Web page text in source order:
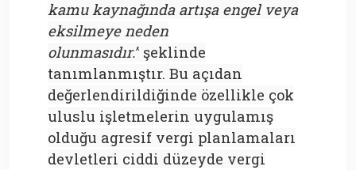
kamu kaynağında artışa engel veya
eksilmeye neden
olunmasıdır.” şeklinde
tanımlanmıştır. Bu açıdan
değerlendirildiğinde özellikle çok
uluslu işletmelerin uygulamış
olduğu agresif vergi planlamaları
devletleri ciddi düzeyde vergi